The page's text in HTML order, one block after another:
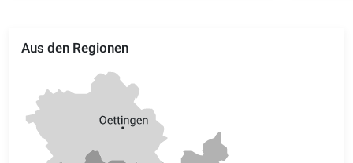
Aus den Regionen